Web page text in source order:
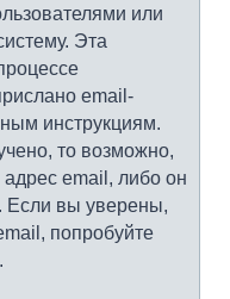
или
Эта
email-
инструкциям.
то возможно,
email, либо он
Если вы уверены,
попробуйте